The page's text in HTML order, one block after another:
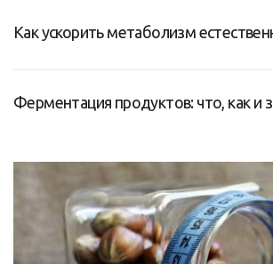
Как ускорить метаболизм
Ферментация продуктов: что, как и